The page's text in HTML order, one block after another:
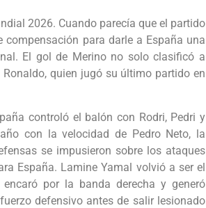
2026. Cuando parecía que el partido
para darle a España una
El gol de Merino no solo clasificó a
quien jugó su último partido en
controló el balón con Rodri, Pedri y
con la velocidad de Pedro Neto, la
se impusieron sobre los ataques
España. Lamine Yamal volvió a ser el
por la banda derecha y generó
defensivo antes de salir lesionado